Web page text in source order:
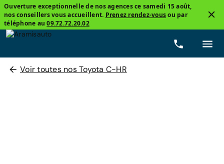
Ouverture exceptionnelle de nos agences ce samedi 15 août,
nos conseillers vous accueillent. Prenez rendez-vousou par
téléphone au09.72.72.20.02
Voir toutes nos Toyota C-HR